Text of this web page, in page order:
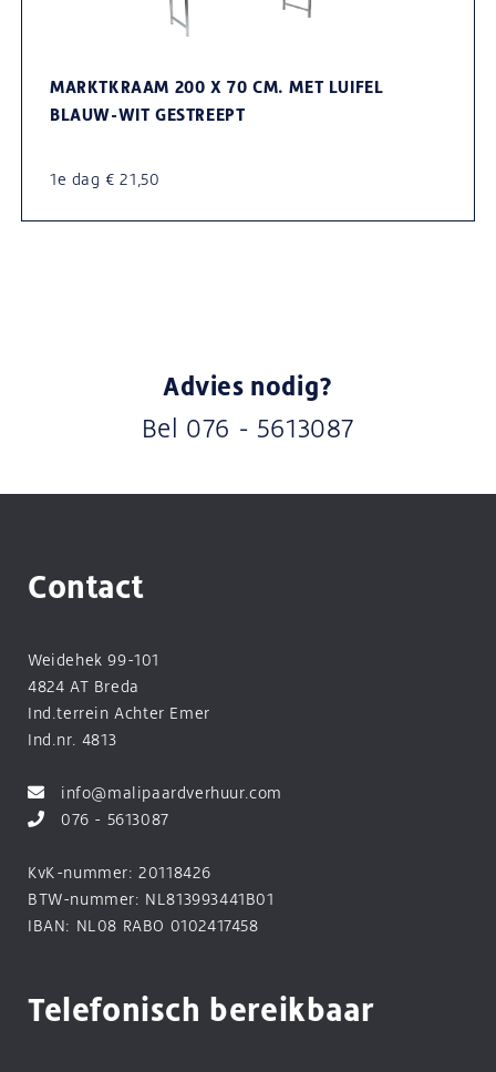
MARKTKRAAM 200 X 70 CM. MET LUIFEL
BLAUW-WIT GESTREEPT
1e dag € 21,50
Advies nodig?
Bel 076 - 5613087
Contact
Weidehek 99-101
4824 AT Breda
Ind.terrein Achter Emer
Ind.nr. 4813
info@malipaardverhuur.com
076 - 5613087
KvK-nummer: 20118426
BTW-nummer: NL813993441B01
IBAN: NL08 RABO 0102417458
Telefonisch bereikbaar